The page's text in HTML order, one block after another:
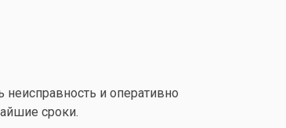
и оперативно
сроки.